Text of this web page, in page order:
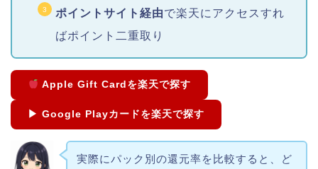
ポイントサイト経由で楽天にアクセスすれ
ばポイント二重取り
Apple Gift Cardを楽天で探す
▶ Google Playカードを楽天で探す
実際にパック別の還元率を比較すると、ど